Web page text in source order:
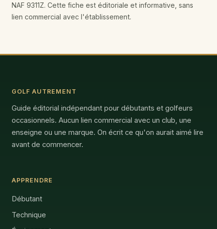
NAF 9311Z. Cette fiche est éditoriale et informative, sans
lien commercial avec l'établissement.
GOLF AUTREMENT
Guide éditorial indépendant pour débutants et golfeurs
occasionnels. Aucun lien commercial avec un club, une
enseigne ou une marque. On écrit ce qu'on aurait aimé lire
avant de commencer.
APPRENDRE
Débutant
Technique